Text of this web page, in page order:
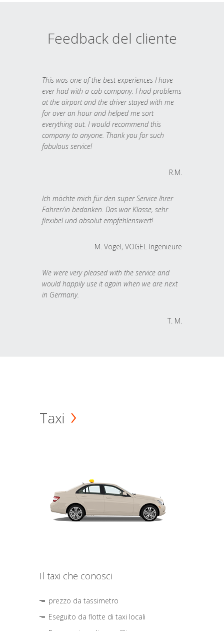
Feedback del cliente
This was one of the best experiences I have
ever had with a cab company. I had problems
at the airport and the driver stayed with me
for over an hour and helped me sort
everything out. I would recommend this
company to anyone. Thank you for such
fabulous service!
R.M.
Ich möchte mich für den super Service Ihrer
Fahrer/in bedanken. Das war Klasse, sehr
flexibel und absolut empfehlenswert!
M. Vogel, VOGEL Ingenieure
We were very pleased with the service and
would happily use it again when we are next
in Germany.
T. M.
Taxi
Il taxi che conosci
prezzo da tassimetro
Eseguito da flotte di taxi locali